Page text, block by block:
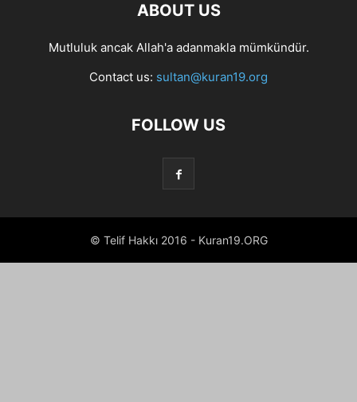
ABOUT US
Mutluluk ancak Allah'a adanmakla mümkündür.
Contact us: sultan@kuran19.org
FOLLOW US
© Telif Hakkı 2016 - Kuran19.ORG